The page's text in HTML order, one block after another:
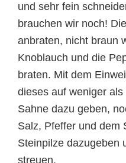
und sehr fein
brauchen wir noch!
anbraten, nicht braun
Knoblauch und die
braten. Mit dem
dieses auf weniger
Sahne dazu geben,
Salz, Pfeffer und dem
Steinpilze dazugeben
streuen.